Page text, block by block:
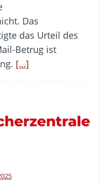
Das
das Urteil des
Betrug ist
[…]